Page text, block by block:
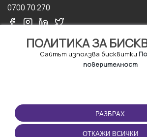
ПОЛИТИКА ЗА
Сайтът използва бисквитки
поверителност
РАЗБРАХ
ОТКАЖИ ВСИЧКИ
0700 70 270
ПОЛЗВАНЕ
Правила и условия за
ползване